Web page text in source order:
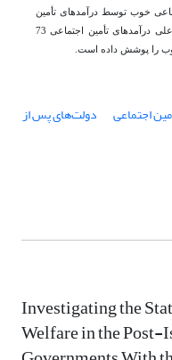
از رفاه اجتماعی خوب توسط درآمدهای تأمین
اجتماعی پوشانده می‌شود. بدین ترتیب شرط علی درآمدهای تأمین اجتماعی 73
را پوشش داده است.
اجتماعی دولت‌های پس از
Investigating the
Welfare in the